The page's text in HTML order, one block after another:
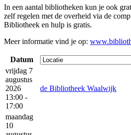
In een aantal bibliotheken kun je ook
zelf regelen met de overheid via de
Bibliotheek en hulp is gratis.
Meer informatie vind je op:
Datum
vrijdag 7
augustus
2026
13:00 -
17:00
de Bibliotheek Waalwijk
maandag
10